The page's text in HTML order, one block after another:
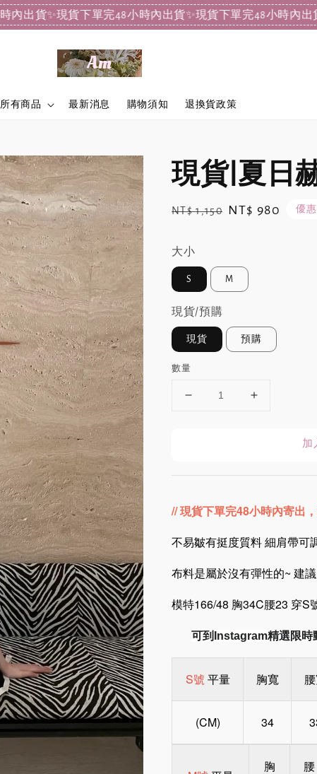
✨現貨下單完48小時內出貨✨現貨下單完48小時內出貨✨現貨
所有商品 最新消息 購物須知 退換貨政策
現貨|夏日
Regular
NT$ 1,150 Sale
NT$ 980 優惠
大小
S M
現貨/預購
現貨 預購
數量
加
// 現貨下單完48小時內寄出
不易皺有挺度質料 細肩帶可
布料是屬於沒有彈性的~ 建
模特166/48 胸34C腰23 穿S
可到Instagram精選限時
S號平量 胸寬
(CM) 34
胸
腰